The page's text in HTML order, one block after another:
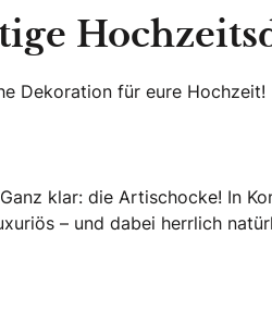
Dekoration für eure Hochzeit!
klar: die Artischocke! In
– und dabei herrlich